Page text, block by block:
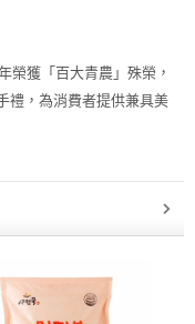
榮獲「百大青農」殊榮，
禮，為消費者提供兼具美